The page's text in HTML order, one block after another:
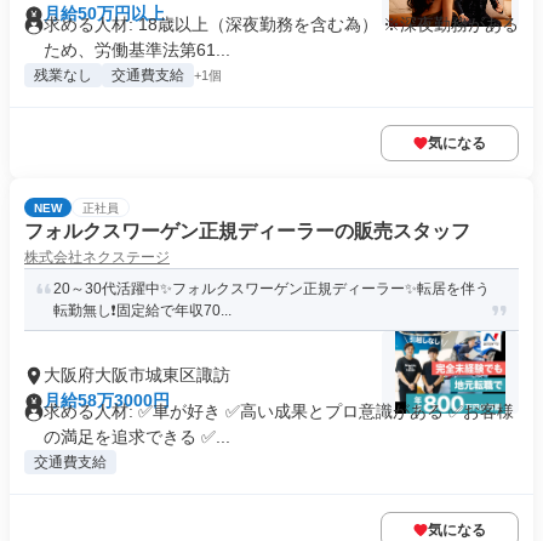
月給50万円以上
求める人材: 18歳以上（深夜勤務を含む為） ※深夜勤務がある
ため、労働基準法第61...
残業なし 交通費支給 +1個
気になる
NEW 正社員
フォルクスワーゲン正規ディーラーの販売スタッフ
株式会社ネクステージ
20～30代活躍中✨フォルクスワーゲン正規ディーラー✨転居を伴う
転勤無し❗固定給で年収70...
大阪府大阪市城東区諏訪
月給58万3000円
求める人材: ✅車が好き ✅高い成果とプロ意識がある ✅お客様
の満足を追求できる ✅...
交通費支給
気になる